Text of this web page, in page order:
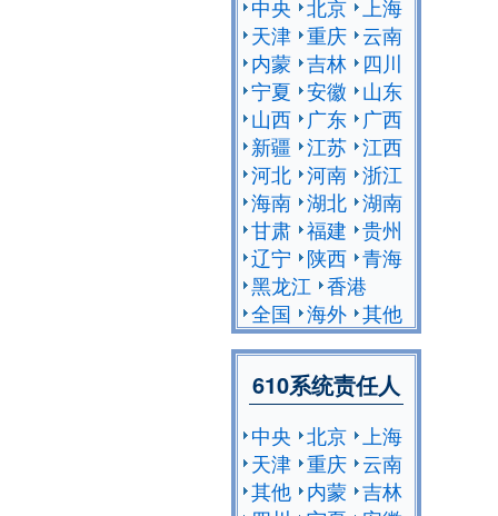
中央 北京
上海
天津 重庆 云南
内蒙 吉林
四川
宁夏 安徽
山东
山西
广东
广西
新疆 江苏 江西
河北 河南 浙江
海南 湖北 湖南
甘肃 福建 贵州
辽宁
陕西 青海
黑龙江 香港
全国 海外 其他
610系统责任人
中央 北京
上海
天津 重庆 云南
其他 内蒙 吉林